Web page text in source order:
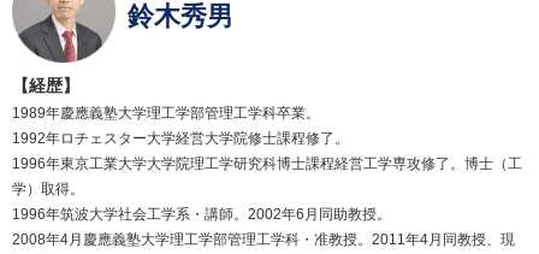
鈴木秀男
【経歴】
1989年慶應義塾大学理工学部管理工学科卒業。
1992年ロチェスター大学経営大学院修士課程修了。
1996年東京工業大学大学院理工学研究科博士課程経営工学専攻修了。博士（工
学）取得。
1996年筑波大学社会工学系・講師。2002年6月同助教授。
2008年4月慶應義塾大学理工学部管理工学科・准教授。2011年4月同教授、現